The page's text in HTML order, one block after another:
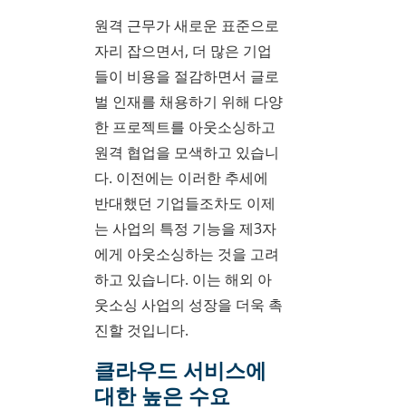
원격 근무가 새로운 표준으로
자리 잡으면서, 더 많은 기업
들이 비용을 절감하면서 글로
벌 인재를 채용하기 위해 다양
한 프로젝트를 아웃소싱하고
원격 협업을 모색하고 있습니
다. 이전에는 이러한 추세에
반대했던 기업들조차도 이제
는 사업의 특정 기능을 제3자
에게 아웃소싱하는 것을 고려
하고 있습니다. 이는 해외 아
웃소싱 사업의 성장을 더욱 촉
진할 것입니다.
클라우드 서비스에
대한 높은 수요